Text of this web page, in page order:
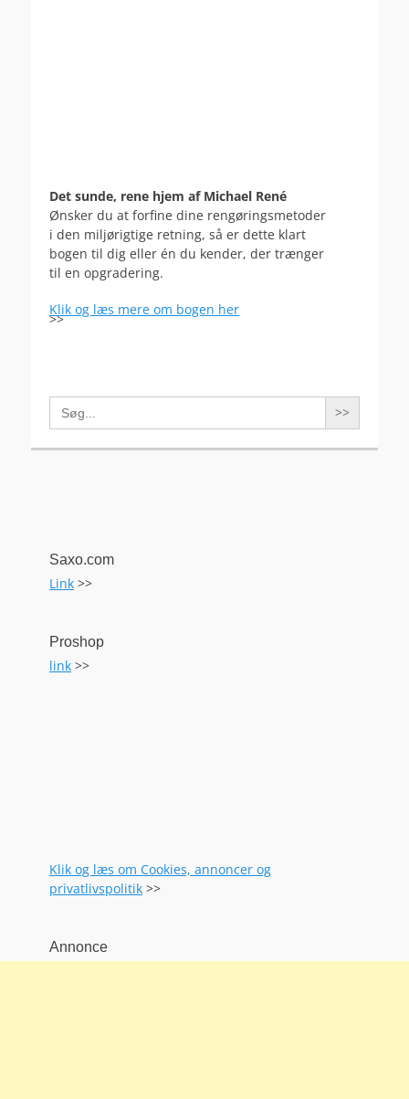
Det sunde, rene hjem af Michael René
Ønsker du at forfine dine rengøringsmetoder
i den miljørigtige retning, så er dette klart
bogen til dig eller én du kender, der trænger
til en opgradering.
Klik og læs mere om bogen her
>>
Search
for:
Saxo.com
Link >>
Proshop
link >>
Klik og læs om Cookies, annoncer og
privatlivspolitik >>
Annonce